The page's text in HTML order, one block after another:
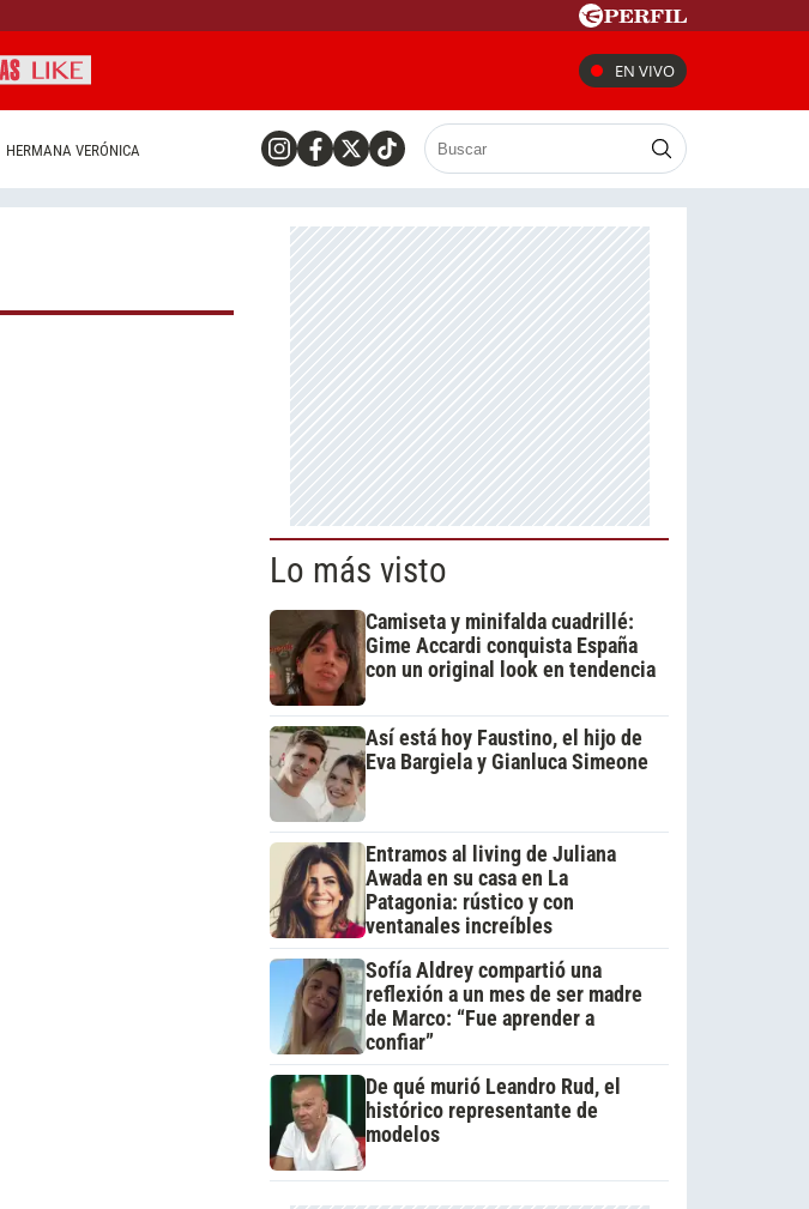
EN VIVO
HERMANA VERÓNICA
Lo más visto
Camiseta y minifalda cuadrillé:
Gime Accardi conquista España
con un original look en tendencia
Así está hoy Faustino, el hijo de
Eva Bargiela y Gianluca Simeone
Entramos al living de Juliana
Awada en su casa en La
Patagonia: rústico y con
ventanales increíbles
Sofía Aldrey compartió una
reflexión a un mes de ser madre
de Marco: “Fue aprender a
confiar”
De qué murió Leandro Rud, el
histórico representante de
modelos